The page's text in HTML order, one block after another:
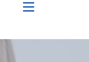
Navigation